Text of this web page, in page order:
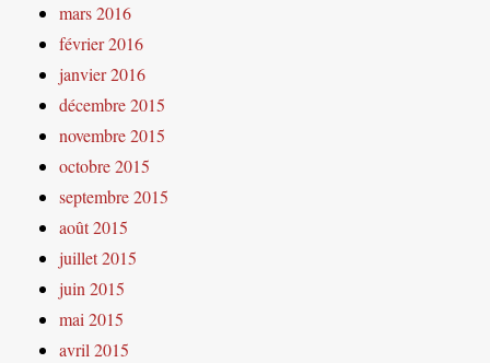
mars 2016
février 2016
janvier 2016
décembre 2015
novembre 2015
octobre 2015
septembre 2015
août 2015
juillet 2015
juin 2015
mai 2015
avril 2015